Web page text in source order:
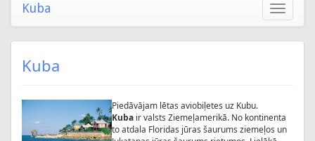
Toggle
Kuba
Kuba
Piedāvājam lētas aviobiļetes uz Kubu.
Kuba ir valsts Ziemeļamerikā. No kontinenta
to atdala Floridas jūras šaurums ziemeļos un